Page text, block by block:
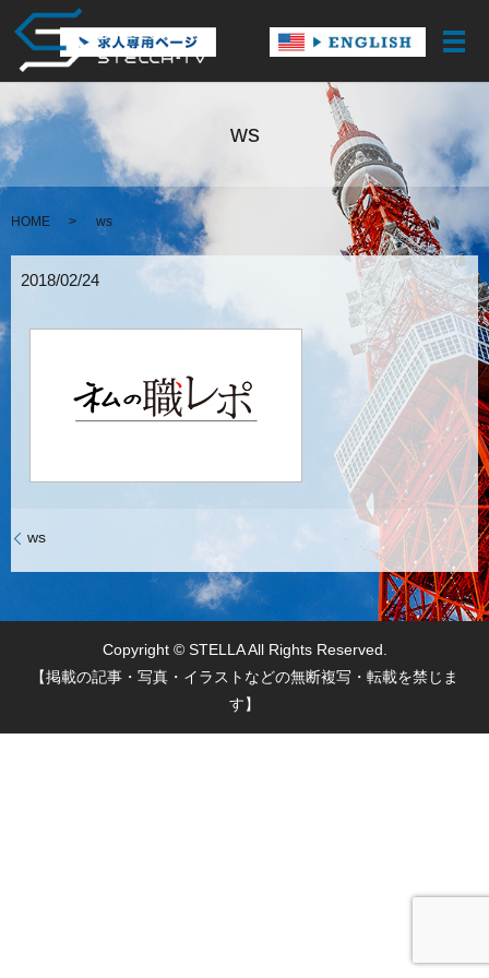
メ
ws
HOME ws
2018/02/24
ws
Copyright © STELLA All Rights Reserved.
【掲載の記事・写真・イラストなどの無断複写・転載を禁じま
す】